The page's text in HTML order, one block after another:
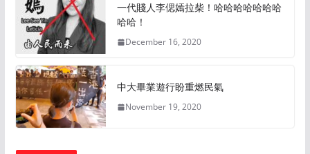
一代賤人李偲嫣拉柴！哈哈哈哈哈哈哈
哈哈！
December 16, 2020
中大畢業遊行盼重燃民氣
November 19, 2020